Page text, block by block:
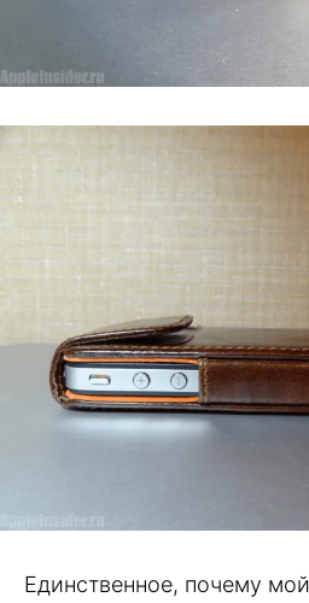
Единственное, почему